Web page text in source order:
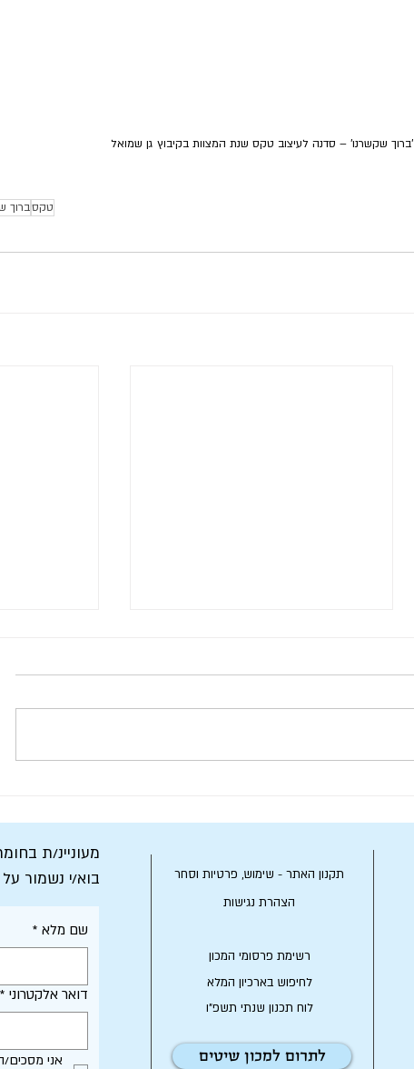
'ברוך שקשרנו' – סדנה לעיצוב טקס שנת המצוות בקיבוץ גן שמואל
טקסברוך
מארכיון
מעוניינ/ת
בוא/י נשמור
שם מלא *
דואר אלקטרוני *
תקנון האתר - שימוש, פרטיות וסחר
הצהרת נגישות
רשימת פרסומי המכון
לחיפוש בארכיון המלא
לוח תכנון שנתי תשפ"ו
לתרום למכון שיטים